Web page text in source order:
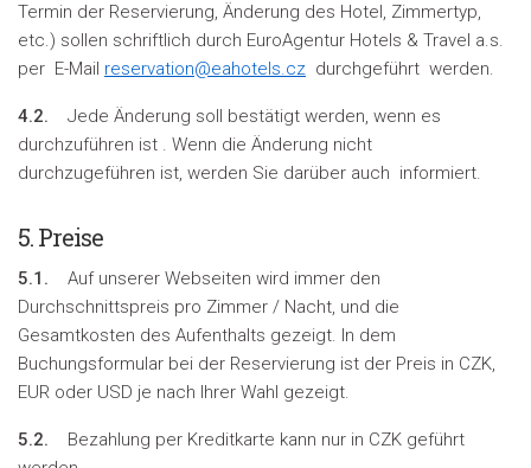
Termin der Reservierung, Änderung des Hotel, Zimmertyp,
etc.) sollen schriftlich durch EuroAgentur Hotels & Travel a.s.
per E-Mail reservation@eahotels.cz durchgeführt werden.
4.2. Jede Änderung soll bestätigt werden, wenn es
durchzuführen ist . Wenn die Änderung nicht
durchzugeführen ist, werden Sie darüber auch informiert.
5. Preise
5.1. Auf unserer Webseiten wird immer den
Durchschnittspreis pro Zimmer / Nacht, und die
Gesamtkosten des Aufenthalts gezeigt. In dem
Buchungsformular bei der Reservierung ist der Preis in CZK,
EUR oder USD je nach Ihrer Wahl gezeigt.
5.2. Bezahlung per Kreditkarte kann nur in CZK geführt